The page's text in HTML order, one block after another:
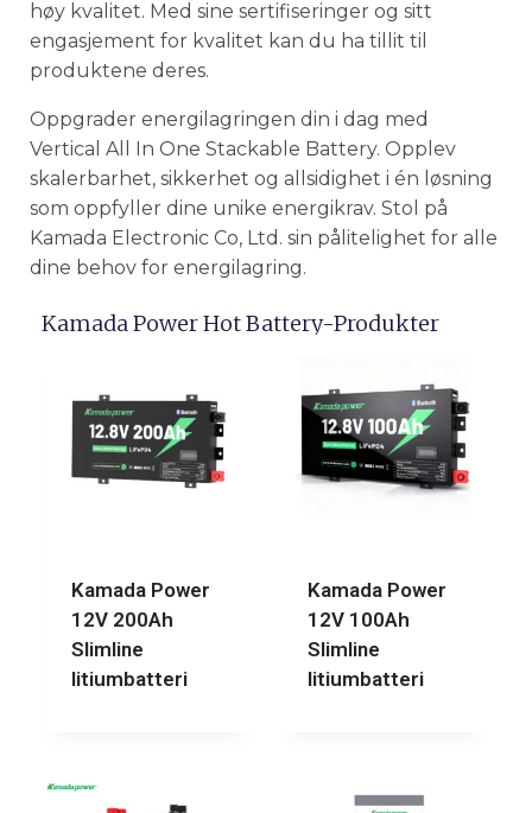
høy kvalitet. Med sine sertifiseringer og sitt
engasjement for kvalitet kan du ha tillit til
produktene deres.
Oppgrader energilagringen din i dag med
Vertical All In One Stackable Battery. Opplev
skalerbarhet, sikkerhet og allsidighet i én løsning
som oppfyller dine unike energikrav. Stol på
Kamada Electronic Co, Ltd. sin pålitelighet for alle
dine behov for energilagring.
Kamada Power Hot Battery-Produkter
Kamada Power
12V 200Ah
Slimline
litiumbatteri
Kamada Power
12V 100Ah
Slimline
litiumbatteri